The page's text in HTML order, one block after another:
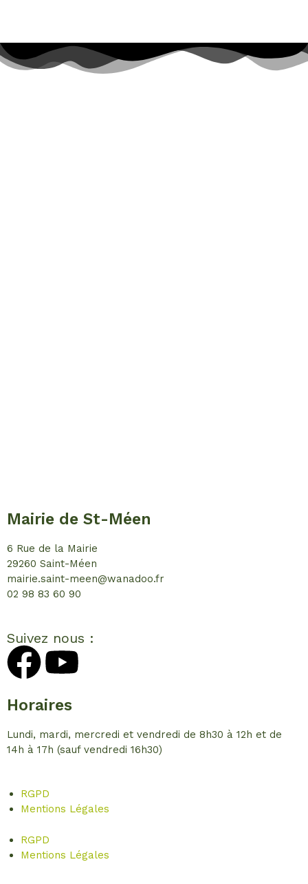
Mairie de St-Méen
6 Rue de la Mairie
29260 Saint-Méen
mairie.saint-meen@wanadoo.fr
02 98 83 60 90
Suivez nous :
Horaires
Lundi, mardi, mercredi et vendredi de 8h30 à 12h et de
14h à 17h (sauf vendredi 16h30)
RGPD
Mentions Légales
RGPD
Mentions Légales